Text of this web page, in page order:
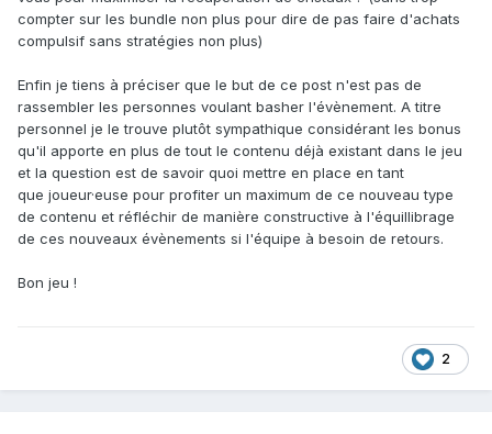
compter sur les bundle non plus pour dire de pas faire d'achats
compulsif sans stratégies non plus)
Enfin je tiens à préciser que le but de ce post n'est pas de
rassembler les personnes voulant basher l'évènement. A titre
personnel je le trouve plutôt sympathique considérant les bonus
qu'il apporte en plus de tout le contenu déjà existant dans le jeu
et la question est de savoir quoi mettre en place en tant
que joueur·euse pour profiter un maximum de ce nouveau type
de contenu et réfléchir de manière constructive à l'équillibrage
de ces nouveaux évènements si l'équipe à besoin de retours.
Bon jeu !
2